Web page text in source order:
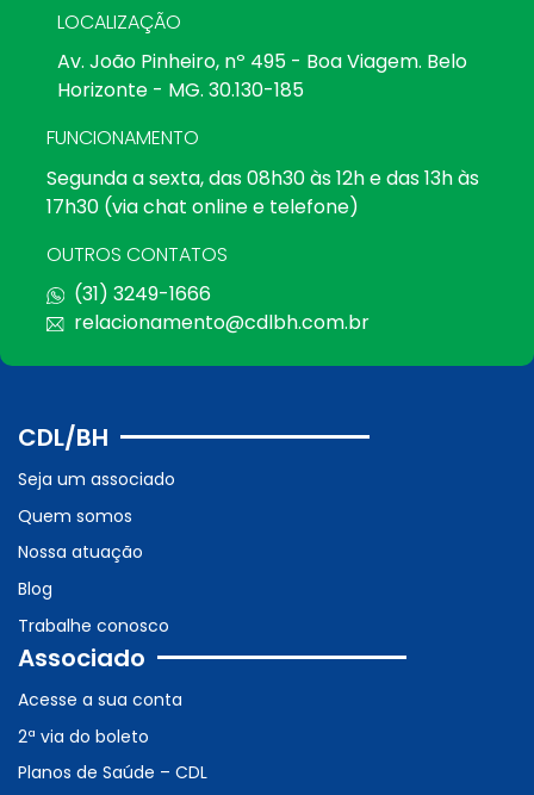
LOCALIZAÇÃO
Av. João Pinheiro, nº 495 - Boa Viagem. Belo
Horizonte - MG. 30.130-185
FUNCIONAMENTO
Segunda a sexta, das 08h30 às 12h e das 13h às
17h30 (via chat online e telefone)
OUTROS CONTATOS
(31) 3249-1666
relacionamento@cdlbh.com.br
CDL/BH
Seja um associado
Quem somos
Nossa atuação
Blog
Trabalhe conosco
Associado
Acesse a sua conta
2ª via do boleto
Planos de Saúde – CDL